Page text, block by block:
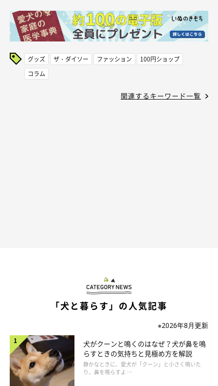
グッズ ザ・ダイソー ファッション
100円ショップ
コラム
関連するキーワード一覧
「犬と暮らす」の人気記事
※2026年8月更新
犬がクーンと鳴くのはなぜ？犬が鼻を鳴
らすときの気持ちと見極め方を解説
静かなときに、愛犬が「クーン」と小さく鳴いた
り、鼻を鳴らすよ …